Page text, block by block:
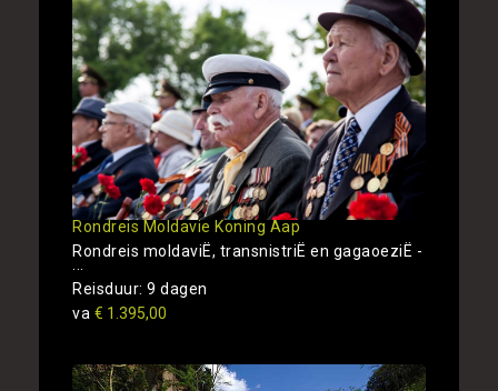
Rondreis Moldavie Koning Aap
Rondreis moldaviË, transnistriË en gagaoeziË -
Reisduur: 9 dagen
va € 1.395,00